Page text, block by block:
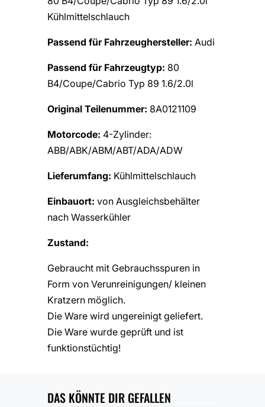
Kühlmittelschlauch
Passend für Fahrzeughersteller: Audi
Passend für Fahrzeugtyp: 80
B4/Coupe/Cabrio Typ 89 1.6/2.0l
Original Teilenummer: 8A0121109
Motorcode: 4-Zylinder:
ABB/ABK/ABM/ABT/ADA/ADW
Lieferumfang: Kühlmittelschlauch
Einbauort: von Ausgleichsbehälter
nach Wasserkühler
Zustand:
Gebraucht mit Gebrauchsspuren in
Form von Verunreinigungen/ kleinen
Kratzern möglich.
Die Ware wird ungereinigt geliefert.
Die Ware wurde geprüft und ist
funktionstüchtig!
DAS KÖNNTE DIR GEFALLEN